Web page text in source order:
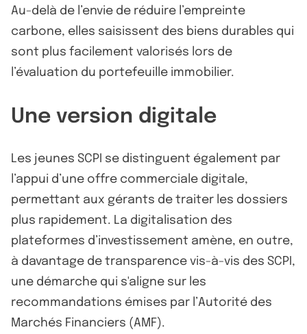
Au-delà de l’envie de réduire l’empreinte
carbone, elles saisissent des biens durables qui
sont plus facilement valorisés lors de
l’évaluation du portefeuille immobilier.
Une version digitale
Les jeunes SCPI se distinguent également par
l’appui d’une offre commerciale digitale,
permettant aux gérants de traiter les dossiers
plus rapidement. La digitalisation des
plateformes d’investissement amène, en outre,
à davantage de transparence vis-à-vis des SCPI,
une démarche qui s'aligne sur les
recommandations émises par l’Autorité des
Marchés Financiers (AMF).